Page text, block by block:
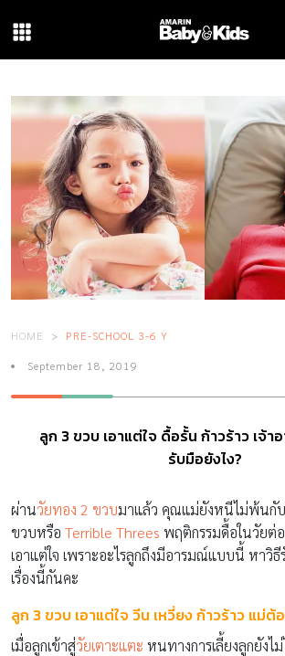
HOME PRE-SCHOOL 3-6 Y
September 18, 2019
ลูก 3 ขวบ เอาแต่ใจ ดื้อรั้น ก้าวร้าว เจ้
รับมือยังไง?
ผ่านวัยทอง 2 ขวบมาแล้ว คุณแม่ยังหนีไม่พ้นกั
ขวบหรือ Terrible Threes พฤติกรรมดื้อในวัยต่
เอาแต่ใจ เพราะอะไรลูกถึงมีอารมณ์แบบนี้ หาวิธี
เรื่องนี้กันคะ
ลูก 3 ขวบ เอาแต่ใจ วีน เหวี่ยง ก้าวร้าว แม่ต้
เมื่อลูกเข้าสู่วัยเตาะแตะ หนทางการเลี้ยงลูกยังไ